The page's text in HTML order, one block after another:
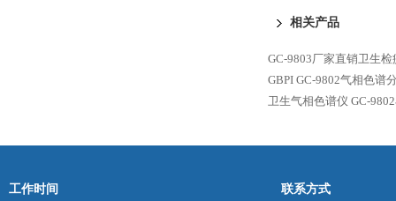
相关产品
GC-9803厂家直销卫生
GBPI GC-9802气相色谱
卫生气相色谱仪 GC-
工作时间 联系方式